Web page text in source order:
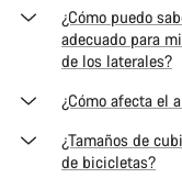
¿Cómo puedo
adecuado para
de los laterales?
¿Cómo afecta el
¿Tamaños de
de bicicletas?